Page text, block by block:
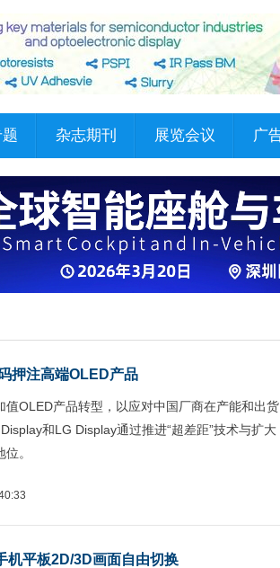
杂志期刊 展览会议 广
押注高端OLED产品
OLED产品转型，以应对中国厂商在产能和出货
和LG Display通过推进“超差距”技术与扩大
。
机平板2D/3D画面自由切换